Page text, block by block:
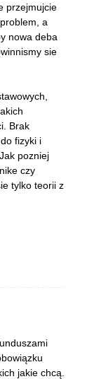
przejmujcie
a
nowa deba
sie
Brak
fizyki i
pozniej
czy
tylko teorii z
jakie chcą.